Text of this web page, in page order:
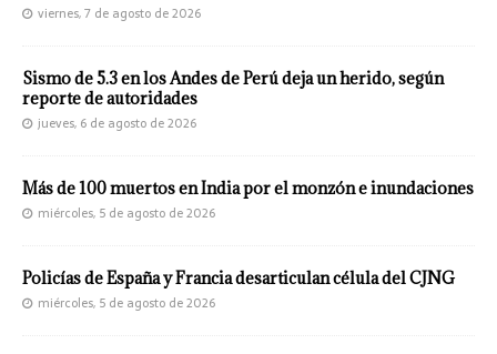
viernes, 7 de agosto de 2026
Sismo de 5.3 en los Andes de Perú deja un herido, según
reporte de autoridades
jueves, 6 de agosto de 2026
Más de 100 muertos en India por el monzón e inundaciones
miércoles, 5 de agosto de 2026
Policías de España y Francia desarticulan célula del CJNG
miércoles, 5 de agosto de 2026